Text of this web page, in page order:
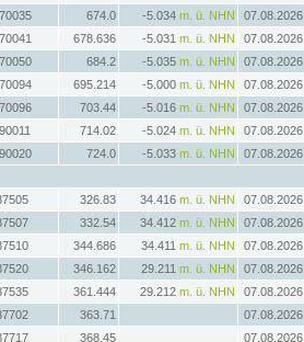
674.0 -5.034 m. ü. NHN 07.08.2026
678.636 -5.031 m. ü. NHN 07.08.2026
684.2 -5.035 m. ü. NHN 07.08.2026
695.214 -5.000 m. ü. NHN 07.08.2026
703.44 -5.016 m. ü. NHN 07.08.2026
714.02 -5.024 m. ü. NHN 07.08.2026
724.0 -5.033 m. ü. NHN 07.08.2026
326.83 34.416 m. ü. NHN 07.08.2026
332.54 34.412 m. ü. NHN 07.08.2026
344.686 34.411 m. ü. NHN 07.08.2026
346.162 29.211 m. ü. NHN 07.08.2026
361.444 29.212 m. ü. NHN 07.08.2026
363.71 07.08.2026
368.45 07.08.2026